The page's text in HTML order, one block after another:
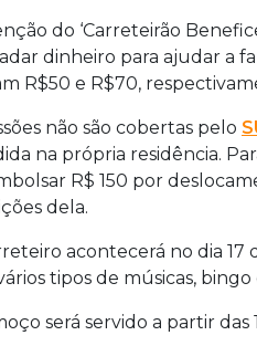
do ‘Carreteirão
dinheiro para ajudar a
R$50 e R$70,
não são cobertas pelo
na própria residência.
R$ 150 por
dela.
acontecerá no dia 17
tipos de músicas,
será servido a partir das